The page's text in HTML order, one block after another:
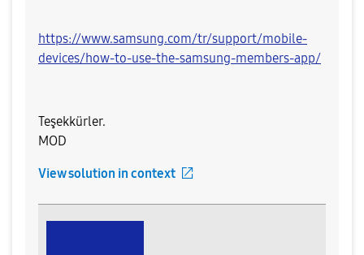
https://www.samsung.com/tr/support/mobile-
devices/how-to-use-the-samsung-members-app/
Teşekkürler.
MOD​
View solution in context